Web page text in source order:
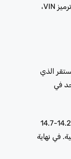
لا تسمح لأي شخص باستبدال وحدة التحكم الإلكترونية دون محاولة إعادة البرمجة أولاً. تتطلب وحدة التحكم الإلكترونية البديلة في معظم المركبات الحديثة ترميز VIN،
الذي
في
المولد الفاشل في دبي لا يموت دائمًا بشكل مفاجئ. نمط الفشل الأكثر شيوعًا هو التخفيض التدريجي للجهد – يبدأ المولد في إنتاج 13.8 فولت بدلاً من نطاق 14.2-14.7
في نهاية